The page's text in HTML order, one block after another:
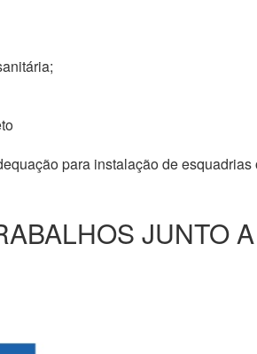
para instalação de
JUNTO